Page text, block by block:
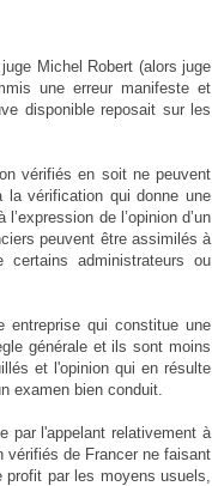
Michel Robert (alors juge
une erreur manifeste et
disponible reposait sur les
vérifiés en soit ne peuvent
la vérification qui donne une
de l’opinion d’un
peuvent être assimilés à
administrateurs ou
entreprise qui constitue une
générale et ils sont moins
et l'opinion qui en résulte
examen bien conduit.
par l'appelant relativement à
vérifiés de Francer ne faisant
par les moyens usuels,